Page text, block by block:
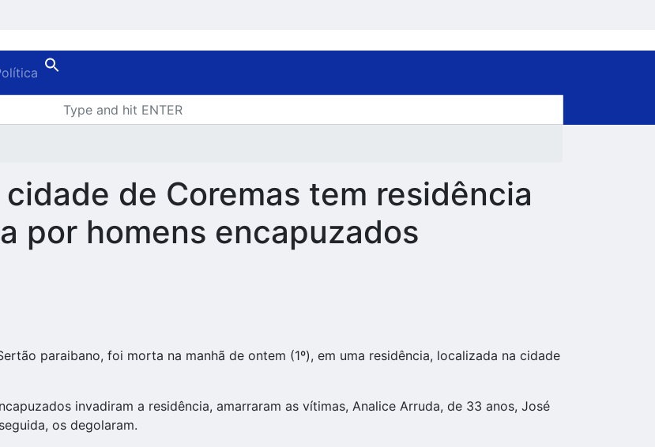
cidade de Coremas tem residência
por homens encapuzados
paraibano, foi morta na manhã de ontem (1º), em uma residência, localizada na cidade
invadiram a residência, amarraram as vítimas, Analice Arruda, de 33 anos, José
os degolaram.